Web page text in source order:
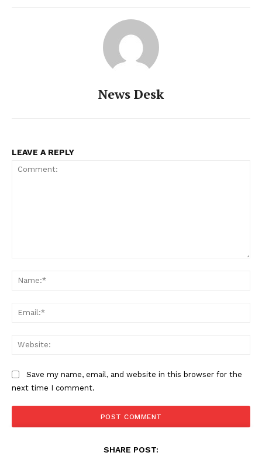
News Desk
LEAVE A REPLY
Save my name, email, and website in this browser for the
next time I comment.
SHARE POST: